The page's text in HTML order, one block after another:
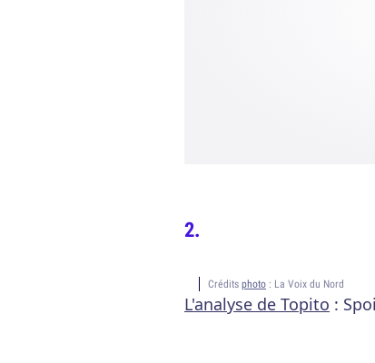
Crédits photo : La Voix du Nord
L'analyse de Topito :